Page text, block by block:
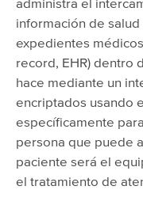
información de
expedientes
record, EHR) dentro
hace mediante un
encriptados usando
específicamente
persona que puede
paciente será el
el tratamiento de